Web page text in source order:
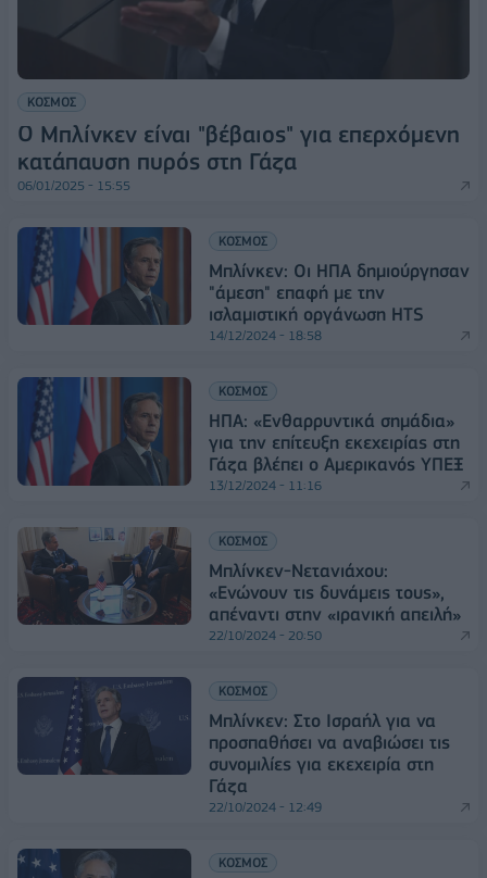
ΚΟΣΜΟΣ
Ο Μπλίνκεν είναι "βέβαιος" για επερχόμενη
κατάπαυση πυρός στη Γάζα
06/01/2025 - 15:55
ΚΟΣΜΟΣ
Μπλίνκεν: Οι ΗΠΑ δημιούργησαν
"άμεση" επαφή με την
ισλαμιστική οργάνωση HTS
14/12/2024 - 18:58
ΚΟΣΜΟΣ
ΗΠΑ: «Eνθαρρυντικά σημάδια»
για την επίτευξη εκεχειρίας στη
Γάζα βλέπει ο Αμερικανός ΥΠΕΞ
13/12/2024 - 11:16
ΚΟΣΜΟΣ
Μπλίνκεν-Νετανιάχου:
«Ενώνουν τις δυνάμεις τους»,
απέναντι στην «ιρανική απειλή»
22/10/2024 - 20:50
ΚΟΣΜΟΣ
Μπλίνκεν: Στο Ισραήλ για να
προσπαθήσει να αναβιώσει τις
συνομιλίες για εκεχειρία στη
Γάζα
22/10/2024 - 12:49
ΚΟΣΜΟΣ